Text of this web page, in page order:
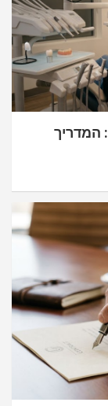
המדריך